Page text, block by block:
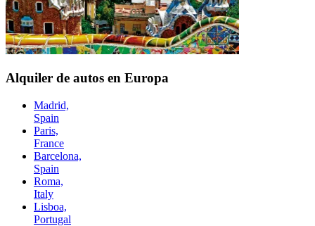
Alquiler de autos en Europa
Madrid,
Spain
Paris,
France
Barcelona,
Spain
Roma,
Italy
Lisboa,
Portugal